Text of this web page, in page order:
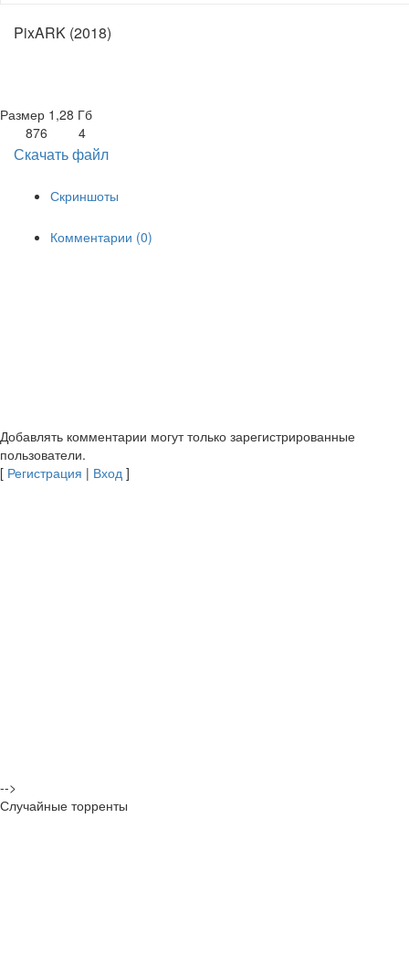
PixARK (2018)
Размер 1,28 Гб
876
4
Скачать файл
Скриншоты
Комментарии (0)
Добавлять комментарии могут только зарегистрированные
пользователи.
[ Регистрация | Вход ]
-->
Случайные торренты